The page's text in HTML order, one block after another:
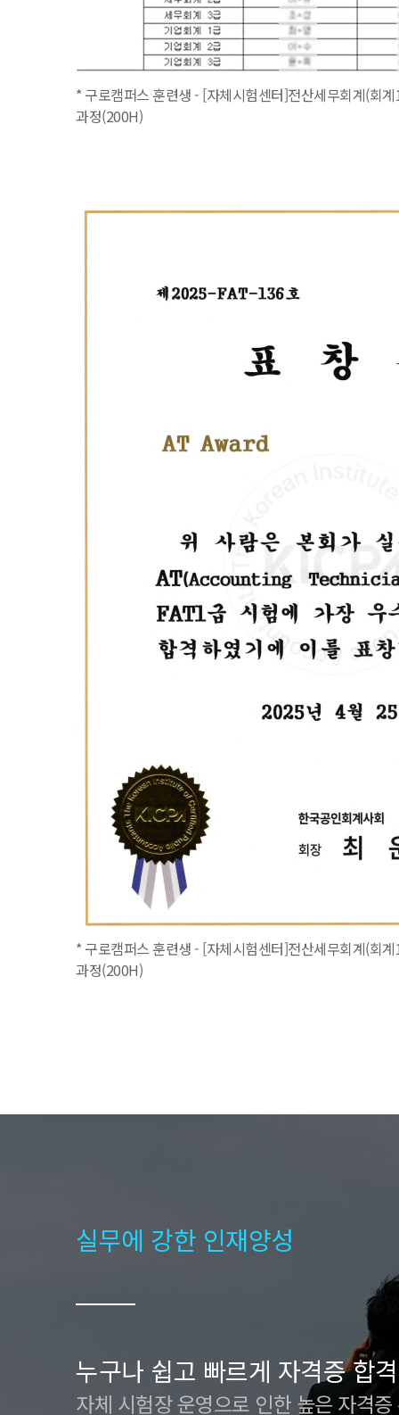
* 구로캠퍼스 훈련생 - [자체시험센터]전산세무회계(회
과정(200H)
* 구로캠퍼스 훈련생 - [자체시험센터]전산세무회계(회
과정(200H)
실무에 강한 인재양성
누구나 쉽고 빠르게 자격증 합
자체 시험장 운영으로 인한 높은 자격